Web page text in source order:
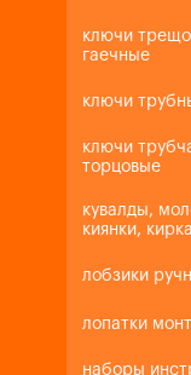
ключи
гаечные
ключи
ключи
торцовые
кувалды,
киянки, кирка
лобзики
лопатки
наборы